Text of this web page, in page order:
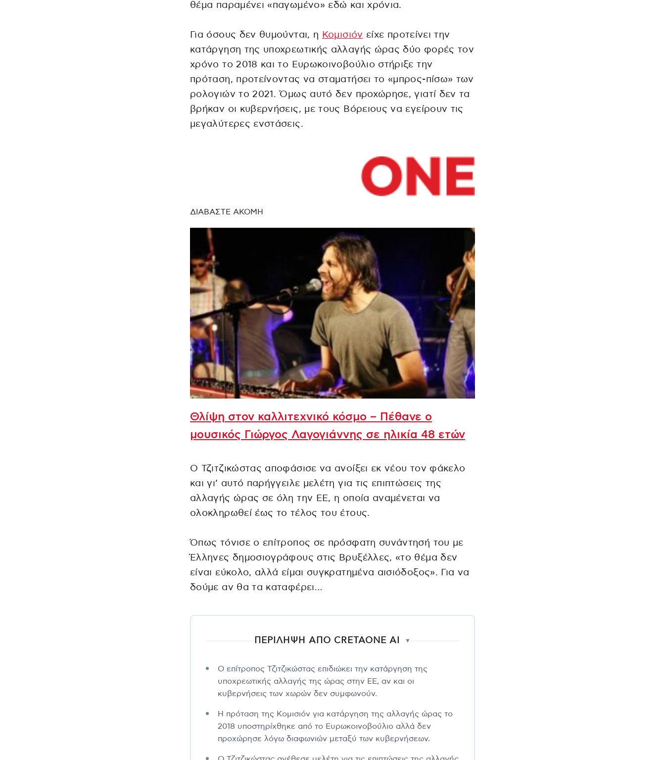
θέμα παραμένει «παγωμένο» εδώ και χρόνια.
Για όσους δεν θυμούνται, η Κομισιόν είχε προτείνει την
κατάργηση της υποχρεωτικής αλλαγής ώρας δύο φορές τον
χρόνο το 2018 και το Ευρωκοινοβούλιο στήριξε την
πρόταση, προτείνοντας να σταματήσει το «μπρος-πίσω» των
ρολογιών το 2021. Όμως αυτό δεν προχώρησε, γιατί δεν τα
βρήκαν οι κυβερνήσεις, με τους Βόρειους να εγείρουν τις
μεγαλύτερες ενστάσεις.
ΔΙΑΒΑΣΤΕ ΑΚΟΜΗ
Θλίψη στον καλλιτεχνικό κόσμο – Πέθανε ο
μουσικός Γιώργος Λαγογιάννης σε ηλικία 48 ετών
Ο Τζιτζικώστας αποφάσισε να ανοίξει εκ νέου τον φάκελο
και γι’ αυτό παρήγγειλε μελέτη για τις επιπτώσεις της
αλλαγής ώρας σε όλη την ΕΕ, η οποία αναμένεται να
ολοκληρωθεί έως το τέλος του έτους.
Όπως τόνισε ο επίτροπος σε πρόσφατη συνάντησή του με
Έλληνες δημοσιογράφους στις Βρυξέλλες, «το θέμα δεν
είναι εύκολο, αλλά είμαι συγκρατημένα αισιόδοξος». Για να
δούμε αν θα τα καταφέρει…
ΠΕΡΙΛΗΨΗ ΑΠΟ CRETAONE AI ▼
Ο επίτροπος Τζιτζικώστας επιδιώκει την κατάργηση της
υποχρεωτικής αλλαγής της ώρας στην ΕΕ, αν και οι
κυβερνήσεις των χωρών δεν συμφωνούν.
Η πρόταση της Κομισιόν για κατάργηση της αλλαγής ώρας το
2018 υποστηρίχθηκε από το Ευρωκοινοβούλιο αλλά δεν
προχώρησε λόγω διαφωνιών μεταξύ των κυβερνήσεων.